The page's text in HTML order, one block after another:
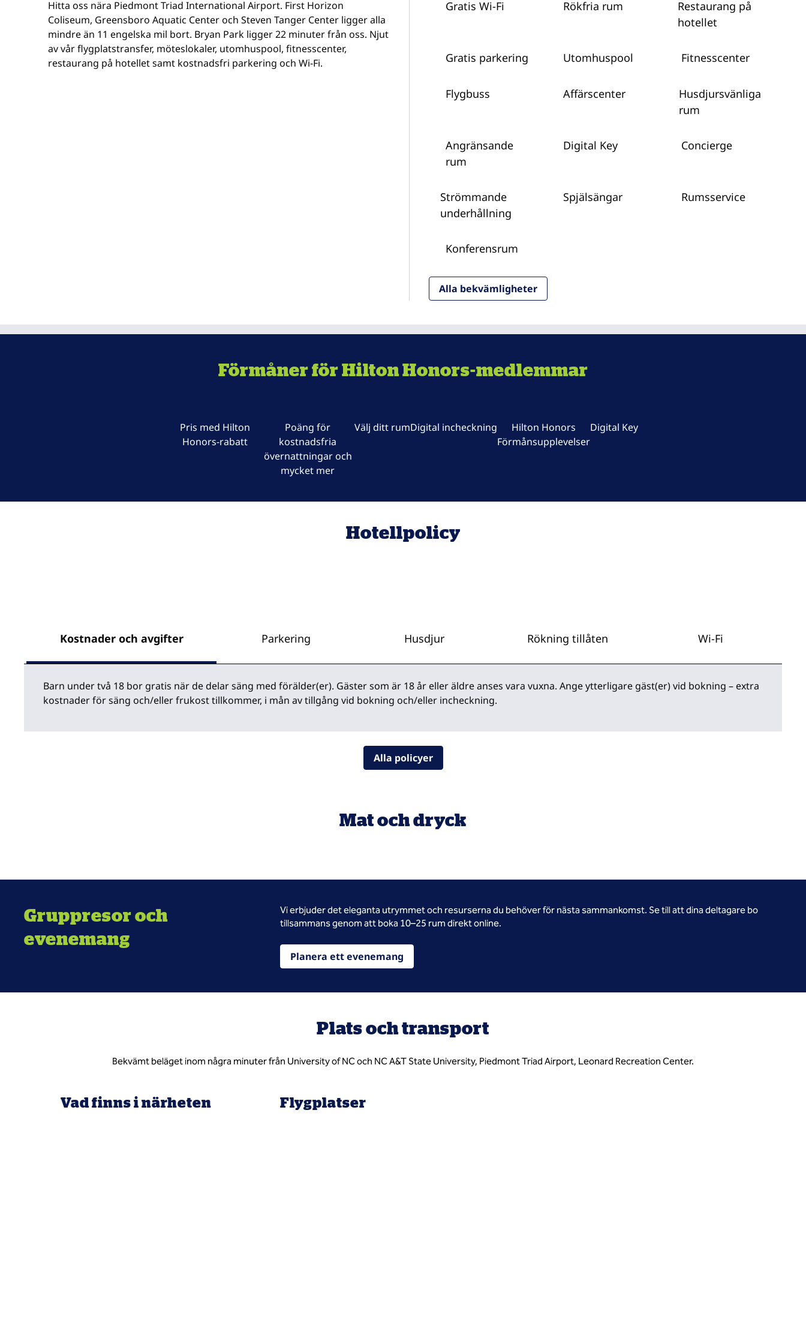
Hitta oss nära Piedmont Triad International Airport. First Horizon
Coliseum, Greensboro Aquatic Center och Steven Tanger Center ligger alla
mindre än 11 engelska mil bort. Bryan Park ligger 22 minuter från oss. Njut
av vår flygplatstransfer, möteslokaler, utomhuspool, fitnesscenter,
restaurang på hotellet samt kostnadsfri parkering och Wi-Fi.
Gratis Wi-Fi Rökfria rum
Restaurang på
hotellet
Gratis parkering Utomhuspool Fitnesscenter
Flygbuss Affärscenter
Husdjursvänliga
rum
Angränsande
rum
Digital Key Concierge
Strömmande
underhållning
Spjälsängar Rumsservice
Konferensrum
Alla bekvämligheter
Förmåner för Hilton Honors-medlemmar
Pris med Hilton
Honors-rabatt
Poäng för
kostnadsfria
övernattningar och
mycket mer
Välj ditt rumDigital incheckning
Hilton Honors
Förmånsupplevelser
Digital Key
Hotellpolicy
Kostnader och avgifter Parkering Husdjur Rökning tillåten Wi-Fi
Barn under två 18 bor gratis när de delar säng med förälder(er). Gäster som är 18 år eller äldre anses vara vuxna. Ange ytterligare gäst(er) vid bokning – extra
kostnader för säng och/eller frukost tillkommer, i mån av tillgång vid bokning och/eller incheckning.
Alla policyer
Mat och dryck
Gruppresor och
evenemang
Vi erbjuder det eleganta utrymmet och resurserna du behöver för nästa sammankomst. Se till att dina deltagare bo
tillsammans genom att boka 10–25 rum direkt online.
Planera ett evenemang
Plats och transport
Bekvämt beläget inom några minuter från University of NC och NC A&T State University, Piedmont Triad Airport, Leonard Recreation Center.
Vad finns i närheten Flygplatser